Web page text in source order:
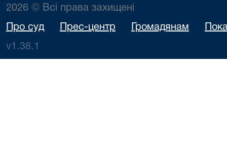
2026 © Всі права захищені
Про суд Прес-центр Громадянам
v1.38.1